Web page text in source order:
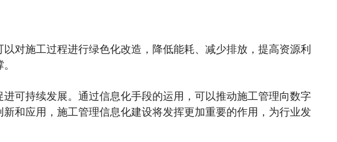
对施工过程进行绿色化改造，降低能耗、减少排放，提高资源利
可持续发展。通过信息化手段的运用，可以推动施工管理向数字
和应用，施工管理信息化建设将发挥更加重要的作用，为行业发